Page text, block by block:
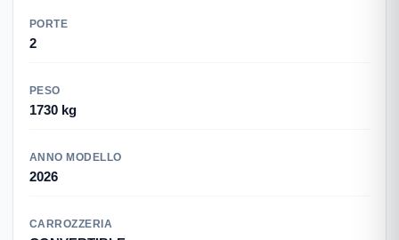
PORTE
2
PESO
1730 kg
ANNO MODELLO
2026
CARROZZERIA